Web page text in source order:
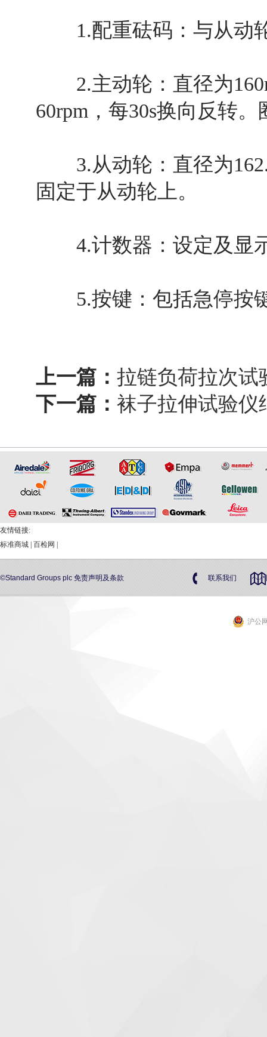
1.配重砝码：与从动
2.主动轮：直径为
60rpm，每30s换向反转
3.从动轮：直径为
固定于从动轮上。
4.计数器：设定及显
5.按键：包括急停按
上一篇： 拉链负荷拉次试
下一篇： 袜子拉伸试验仪
友情链接:
标准商城 百检网
©Standard Groups plc 免责声明及条款 联系我们
沪公